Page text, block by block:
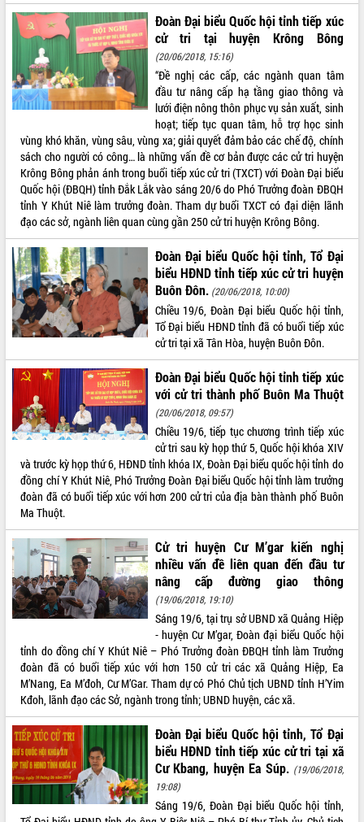
Đắk Lắk công bố Quy hoạch và xúc
tiến đầu tư tỉnh
Ngành cá ngừ Đắk Lắk chủ động thích
ứng để giữ vững thị trường xuất khẩu
Diễn đàn Kinh tế tư nhân Việt Nam đột
phá cơ chế - Hợp tác công tư
Đề án 06 tạo bước ngoặt đột phá trong
cải cách hành chính tỉnh Đắk Lắk
Kết nối tour, đẩy mạnh chuyển đổi số
để phát triển du lịch Đắk Lắk
Khởi động Dự án Đầu tư xây dựng hạ
tầng kỹ thuật Cụm công nghiệp Tân
Tiến
Gặp mặt các cơ quan báo chí nhân Kỷ
niệm 101 năm Ngày Báo chí Cách
mạng Việt Nam
Đắk Lắk sơ kết 4 năm triển khai thực
hiện Đề án 06 của Chính phủ
Họp báo thông tin về Hội nghị Công bố
Lắk
Khơi thông điểm nghẽn, đẩy nhanh
giải ngân vốn khắc phục thiên tai
HĐND tỉnh thông qua điều chỉnh Quy
hoạch tỉnh thời kỳ 2021-2030
Hội thảo góp ý hồ sơ điều chỉnh quy
hoạch tỉnh Đắk Lắk thời kỳ 2021-2030,
tầm nhìn đến năm 2050
Nâng cao hiệu quả hoạt động của các
doanh nghiệp nhà nước
Hội nghị triển khai kết nối mạng
truyền số liệu chuyên dùng phục vụ cơ
quan Đảng, Nhà nước
Lễ phát động chuỗi hoạt động chung
tay làm sạch môi trường
Xã Ea Kar bước chuyển mình trong
công tác cải cách hành chính mô hình
mới
UBND tỉnh họp báo định kỳ tháng 4
năm 2026
Hội thảo khoa học “Giải pháp thúc đẩy
phát triển nền kinh tế xanh tại tỉnh
Đắk Lắk”
Tăng cường giám sát, đôn đốc thực
hiện nhiệm vụ quản lý tài sản công
hàng tuần
Đoàn Đại biểu Quốc hội tỉnh tiếp xúc
cử tri tại huyện Krông Bông
(20/06/2018, 15:16)
“Đề nghị các cấp, các ngành quan tâm
đầu tư nâng cấp hạ tầng giao thông và
lưới điện nông thôn phục vụ sản xuất, sinh
hoạt; tiếp tục quan tâm, hỗ trợ học sinh
vùng khó khăn, vùng sâu, vùng xa; giải quyết đảm bảo các chế độ, chính
sách cho người có công… là những vấn đề cơ bản được các cử tri huyện
Krông Bông phản ánh trong buổi tiếp xúc cử tri (TXCT) với Đoàn Đại biểu
Quốc hội (ĐBQH) tỉnh Đắk Lắk vào sáng 20/6 do Phó Trưởng đoàn ĐBQH
tỉnh Y Khút Niê làm trưởng đoàn. Tham dự buổi TXCT có đại diện lãnh
đạo các sở, ngành liên quan cùng gần 250 cử tri huyện Krông Bông.
Đoàn Đại biểu Quốc hội tỉnh, Tổ Đại
biểu HĐND tỉnh tiếp xúc cử tri huyện
Buôn Đôn. (20/06/2018, 10:00)
Chiều 19/6, Đoàn Đại biểu Quốc hội tỉnh,
Tổ Đại biểu HĐND tỉnh đã có buổi tiếp xúc
cử tri tại xã Tân Hòa, huyện Buôn Đôn.
Đoàn Đại biểu Quốc hội tỉnh tiếp xúc
với cử tri thành phố Buôn Ma Thuột
(20/06/2018, 09:57)
Chiều 19/6, tiếp tục chương trình tiếp xúc
cử tri sau kỳ họp thứ 5, Quốc hội khóa XIV
và trước kỳ họp thứ 6, HĐND tỉnh khóa IX, Đoàn Đại biểu quốc hội tỉnh do
đồng chí Y Khút Niê, Phó Trưởng Đoàn Đại biểu Quốc hội tỉnh làm trưởng
đoàn đã có buổi tiếp xúc với hơn 200 cử tri của địa bàn thành phố Buôn
Ma Thuột.
Cử tri huyện Cư M’gar kiến nghị
nhiều vấn đề liên quan đến đầu tư
nâng cấp đường giao thông
(19/06/2018, 19:10)
Sáng 19/6, tại trụ sở UBND xã Quảng Hiệp
- huyện Cư M’gar, Đoàn đại biểu Quốc hội
tỉnh do đồng chí Y Khút Niê – Phó Trưởng đoàn ĐBQH tỉnh làm Trưởng
đoàn đã có buổi tiếp xúc với hơn 150 cử tri các xã Quảng Hiệp, Ea
M’Nang, Ea M’đoh, Cư M’Gar. Tham dự có Phó Chủ tịch UBND tỉnh H’Yim
Kđoh, lãnh đạo các Sở, ngành trong tỉnh; UBND huyện, các xã.
Đoàn Đại biểu Quốc hội tỉnh, Tổ Đại
biểu HĐND tỉnh tiếp xúc cử tri tại xã
Cư Kbang, huyện Ea Súp. (19/06/2018,
19:08)
Sáng 19/6, Đoàn Đại biểu Quốc hội tỉnh,